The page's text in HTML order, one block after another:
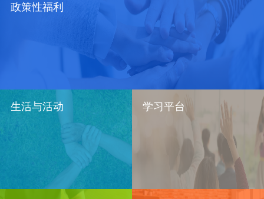
政策性福利
生活与活动 学习平台